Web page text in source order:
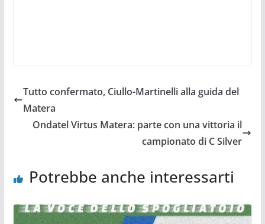
Tutto confermato, Ciullo-Martinelli alla guida del
Matera
Ondatel Virtus Matera: parte con una vittoria il
campionato di C Silver
Potrebbe anche interessarti